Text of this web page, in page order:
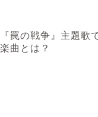
『罠の戦争』主題歌
楽曲とは？